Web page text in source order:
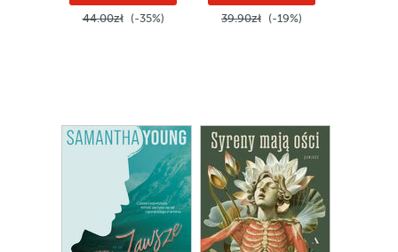
44.00zł (-35%) 39.90zł (-19%)